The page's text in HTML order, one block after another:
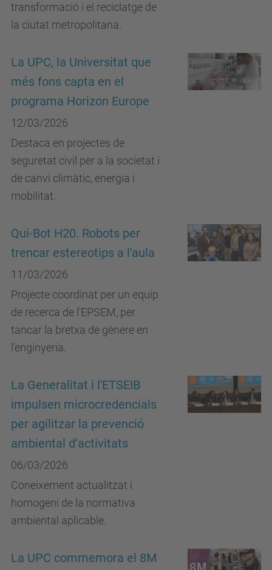
transformació i el reciclatge de
la ciutat metropolitana.
La UPC, la Universitat que
més fons capta en el
programa Horizon Europe
12/03/2026
Destaca en projectes de
seguretat civil per a la societat i
de canvi climàtic, energia i
mobilitat.
Qui-Bot H20. Robots per
trencar estereotips a l'aula
11/03/2026
Projecte coordinat per un equip
de recerca de l'EPSEM, per
tancar la bretxa de gènere en
l'enginyeria.
La Generalitat i l'ETSEIB
impulsen microcredencials
per agilitzar la prevenció
ambiental d’activitats
06/03/2026
Coneixement actualitzat i
homogeni de la normativa
ambiental aplicable.
La UPC commemora el 8M